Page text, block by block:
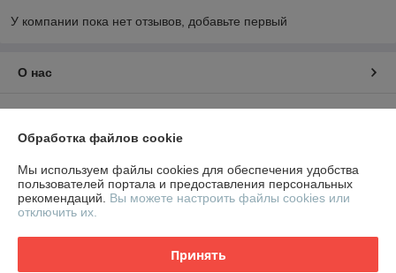
У компании пока нет отзывов, добавьте первый
О нас
График работы
Полная версия сайта
Обработка файлов cookie
Мы используем файлы cookies для обеспечения удобства
пользователей портала и предоставления персональных
рекомендаций. Вы можете настроить файлы cookies или
отключить их.
Принять